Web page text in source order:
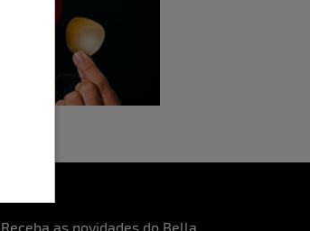
Receba as novidades do Bella